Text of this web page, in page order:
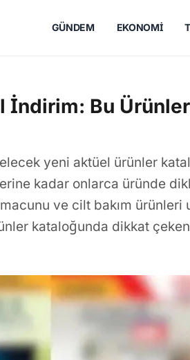
GÜNDEM EKONOMI
İndirim: Bu
yeni aktüel ürünler
kadar onlarca üründe
ve cilt bakım ürünleri
kataloğunda dikkat